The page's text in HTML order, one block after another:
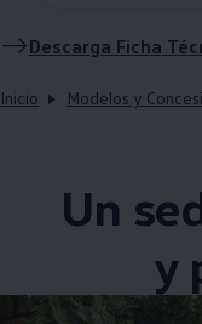
Descarga Ficha
Inicio Modelos y
Un
y